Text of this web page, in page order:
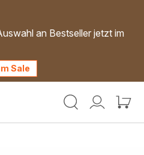
an Bestseller jetzt im
Sale
Mein
Mein